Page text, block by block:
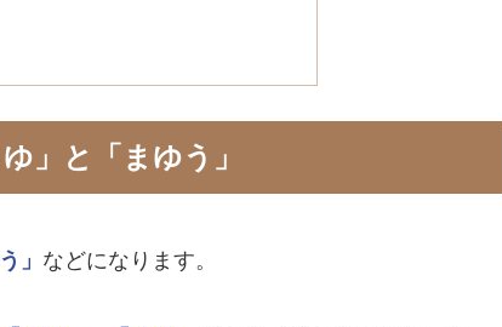
」と「まゆう」
」 などになります。